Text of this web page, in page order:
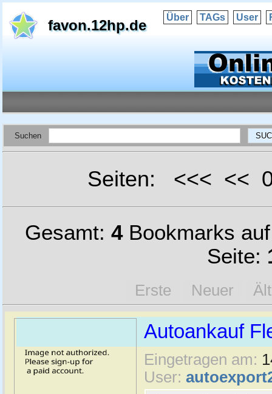
favon.12hp.de Über TAGs User
Suchen
Seiten: <<< <<
Gesamt: 4Bookmarks
Seite:
Erste Neuer
Autoankauf
Eingetragen am:
User: